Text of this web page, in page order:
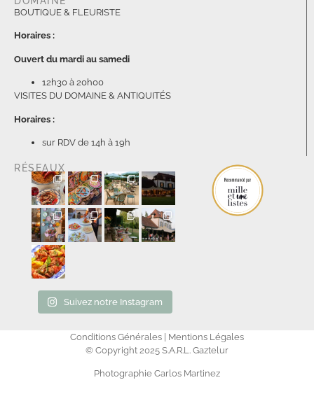
BOUTIQUE & FLEURISTE
Horaires :
Ouvert du mardi au samedi
12h30 à 20h00
VISITES DU DOMAINE & ANTIQUITÉS
Horaires :
sur RDV de 14h à 19h
RÉSEAUX
Suivez notre Instagram
Conditions Générales | Mentions Légales
© Copyright 2025 S.A.R.L. Gaztelur
Photographie Carlos Martinez